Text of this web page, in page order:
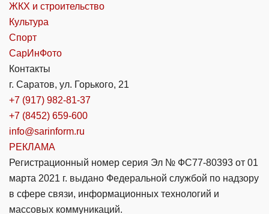
ЖКХ и строительство
Культура
Спорт
СарИнФото
Контакты
г. Саратов, ул. Горького, 21
+7 (917) 982-81-37
+7 (8452) 659-600
info@sarinform.ru
РЕКЛАМА
Регистрационный номер серия Эл № ФС77-80393 от 01
марта 2021 г. выдано Федеральной службой по надзору
в сфере связи, информационных технологий и
массовых коммуникаций.